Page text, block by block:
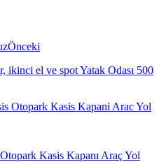
Önceki
ikinci el ve spot Yatak Odası 500
Kasis Kapanı Araç Yol